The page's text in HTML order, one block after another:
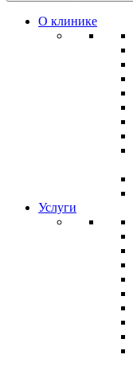
О клинике
Услуги